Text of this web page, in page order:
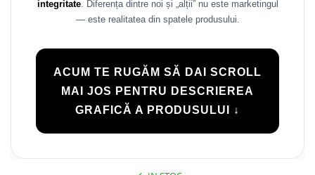
Rame adaptoare Nissan
Rame adaptoare Hyundai
Rame adaptoare Chevrolet
Rame adaptoare Mitsubishi
integritate. Diferența dintre noi și „alții” nu este marketingul
— este realitatea din spatele produsului.
ACUM TE RUGĂM SĂ DAI SCROLL
MAI JOS PENTRU DESCRIEREA
GRAFICĂ A PRODUSULUI ↓